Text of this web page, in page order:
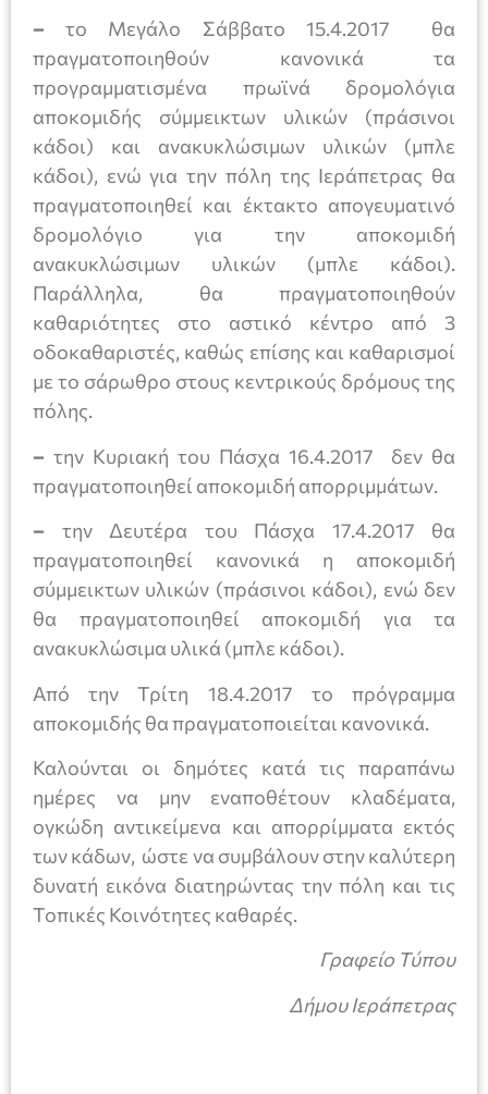
– το Μεγάλο Σάββατο 15.4.2017 θα
πραγματοποιηθούν κανονικά τα
προγραμματισμένα πρωϊνά δρομολόγια
αποκομιδής σύμμεικτων υλικών (πράσινοι
κάδοι) και ανακυκλώσιμων υλικών (μπλε
κάδοι), ενώ για την πόλη της Ιεράπετρας θα
πραγματοποιηθεί και έκτακτο απογευματινό
δρομολόγιο για την αποκομιδή
ανακυκλώσιμων υλικών (μπλε κάδοι).
Παράλληλα, θα πραγματοποιηθούν
καθαριότητες στο αστικό κέντρο από 3
οδοκαθαριστές, καθώς επίσης και καθαρισμοί
με το σάρωθρο στους κεντρικούς δρόμους της
πόλης.
– την Κυριακή του Πάσχα 16.4.2017 δεν θα
πραγματοποιηθεί αποκομιδή απορριμμάτων.
– την Δευτέρα του Πάσχα 17.4.2017 θα
πραγματοποιηθεί κανονικά η αποκομιδή
σύμμεικτων υλικών (πράσινοι κάδοι), ενώ δεν
θα πραγματοποιηθεί αποκομιδή για τα
ανακυκλώσιμα υλικά (μπλε κάδοι).
Από την Τρίτη 18.4.2017 το πρόγραμμα
αποκομιδής θα πραγματοποιείται κανονικά.
Καλούνται οι δημότες κατά τις παραπάνω
ημέρες να μην εναποθέτουν κλαδέματα,
ογκώδη αντικείμενα και απορρίμματα εκτός
των κάδων, ώστε να συμβάλουν στην καλύτερη
δυνατή εικόνα διατηρώντας την πόλη και τις
Τοπικές Κοινότητες καθαρές.
Γραφείο Τύπου
Δήμου Ιεράπετρας